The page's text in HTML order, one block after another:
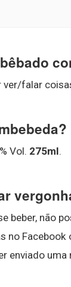
ver/falar
Vol. 275ml.
beber, não
no Facebook
enviado